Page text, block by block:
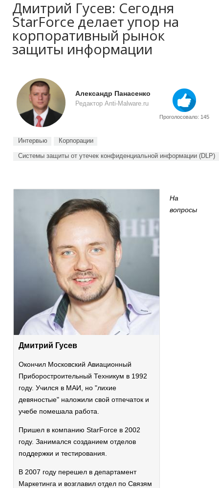
Дмитрий Гусев: Сегодня
StarForce делает упор на
корпоративный рынок
защиты информации
Александр Панасенко
Редактор Anti-Malware.ru
Проголосовало: 145
Интервью Корпорации
Системы защиты от утечек конфиденциальной информации (DLP)
Дмитрий Гусев
Окончил Московский Авиационный
Приборостроительный Техникум в 1992
году. Учился в МАИ, но "лихие
девяностые" наложили свой отпечаток и
учебе помешала работа.
Пришел в компанию StarForce в 2002
году. Занимался созданием отделов
поддержки и тестирования.
В 2007 году перешел в департамент
Маркетинга и возглавил отдел по Связям
На
вопросы